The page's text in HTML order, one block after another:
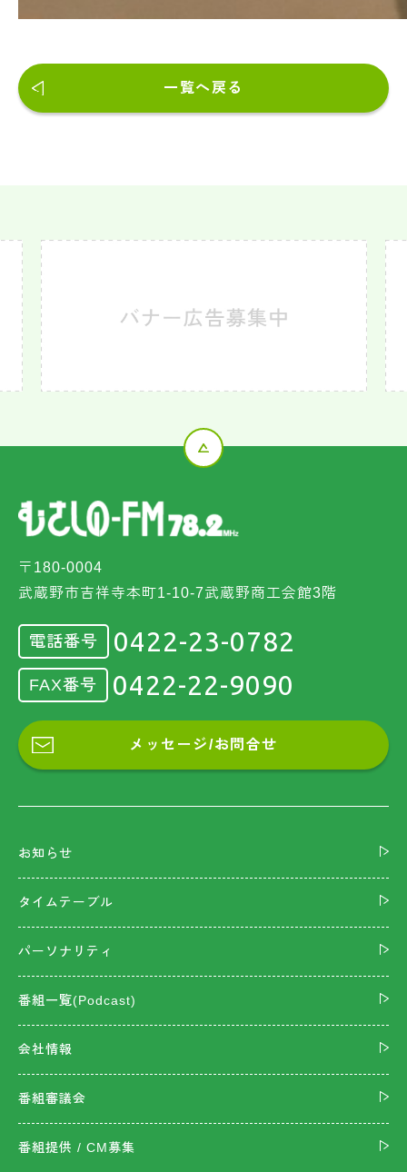
一覧へ戻る
〒180-0004
武蔵野市吉祥寺本町1-10-7武蔵野商工会館3階
電話番号 0422-23-0782
FAX番号 0422-22-9090
メッセージ/お問合せ
お知らせ
タイムテーブル
パーソナリティ
番組一覧(Podcast)
会社情報
番組審議会
番組提供 / CM募集